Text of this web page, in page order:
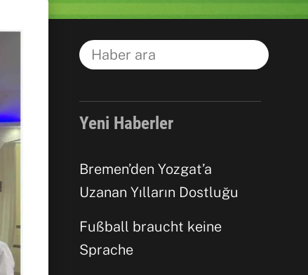
Yeni Haberler
Bremen’den Yozgat’a
Uzanan Yılların Dostluğu
Fußball braucht keine
Sprache